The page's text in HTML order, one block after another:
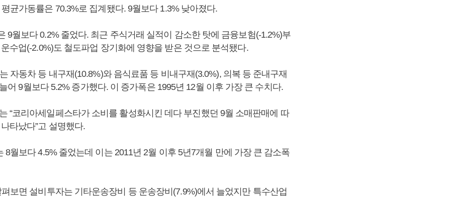
균가동률은 70.3%로 집계됐다. 9월보다 1.3% 낮아졌다.
9월보다 0.2% 줄었다. 최근 주식거래 실적이 감소한 탓에 금융보험(-1.2%)부
수업(-2.0%)도 철도파업 장기화에 영향을 받은 것으로 분석됐다.
자동차 등 내구재(10.8%)와 음식료품 등 비내구재(3.0%), 의복 등 준내구재
어 9월보다 5.2% 증가했다. 이 증가폭은 1995년 12월 이후 가장 큰 수치다.
“코리아세일페스타가 소비를 활성화시킨 데다 부진했던 9월 소매판매에 따
타났다”고 설명했다.
8월보다 4.5% 줄었는데 이는 2011년 2월 이후 5년7개월 만에 가장 큰 감소폭
보면 설비투자는 기타운송장비 등 운송장비(7.9%)에서 늘었지만 특수산업